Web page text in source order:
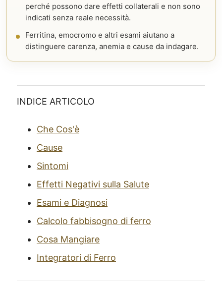
perché possono dare effetti collaterali e non sono
indicati senza reale necessità.
Ferritina, emocromo e altri esami aiutano a
distinguere carenza, anemia e cause da indagare.
INDICE ARTICOLO
Che Cos'è
Cause
Sintomi
Effetti Negativi sulla Salute
Esami e Diagnosi
Calcolo fabbisogno di ferro
Cosa Mangiare
Integratori di Ferro